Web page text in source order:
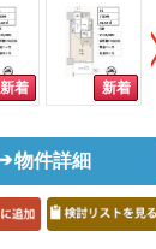
物件詳細